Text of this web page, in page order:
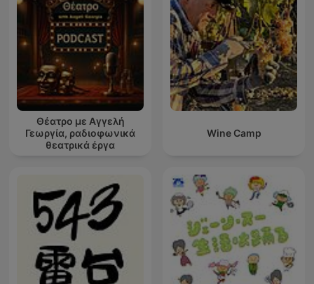
Θέατρο με Αγγελή
Γεωργία, ραδιοφωνικά
θεατρικά έργα
Wine Camp